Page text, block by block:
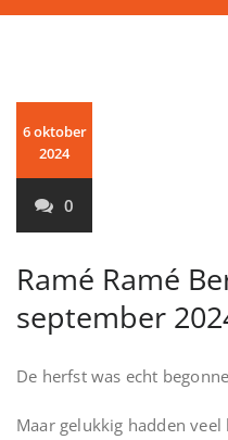
6 oktober
2024
0
Ramé Ramé
september
De herfst was echt
Maar gelukkig hadden